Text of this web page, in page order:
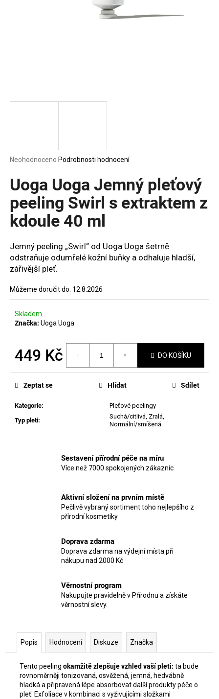
Průměrné
produktu
je
z
5
hvězdiček.
Neohodnoceno Podrobnosti hodnocení
Uoga Uoga Jemný pleťový
peeling Swirl s extraktem z
kdoule 40 ml
Jemný peeling „Swirl“ od Uoga Uoga šetrně
odstraňuje odumřelé kožní buňky a odhaluje hladší,
zářivější pleť.
Můžeme doručit do: 12.8.2026
Skladem
Značka: Uoga Uoga
449 Kč DO KOŠÍKU
Kategorie:
Pleťové peelingy
Typ pleti:
Suchá/citlivá, Zralá,
Normální/smíšená
Zeptat se Hlídat Sdílet
Sestavení přírodní péče na míru
Více než 7000 spokojených zákaznic
Aktivní složení na prvním místě
Pečlivě vybraný sortiment toho nejlepšího z
přírodní kosmetiky
Doprava zdarma
Doprava zdarma na výdejní místa při
nákupu nad 2000 Kč
Věrnostní program
Nakupujte pravidelně v Přírodnu a získáte
věrnostní slevy.
Popis Hodnocení Diskuze Značka
Tento peeling okamžitě zlepšuje vzhled vaší pleti: ta bude
rovnoměrněji tonizovaná, osvěžená, jemná, hedvábně
hladká a připravená lépe absorbovat další produkty péče o
pleť. Exfoliace v kombinaci s vyživujícími složkami
D
p
o
r
u
č
e
m
e
GREEN
LAK
JELLY
SUGAR
379